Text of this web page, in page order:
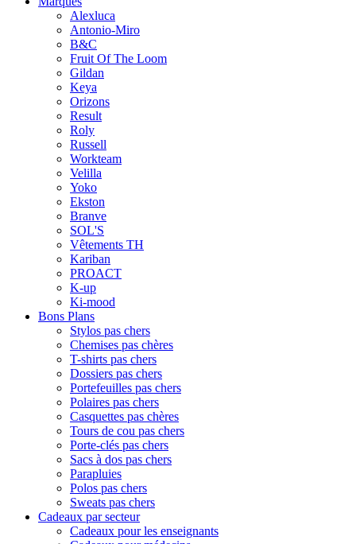
Alexluca
Antonio-Miro
B&C
Fruit Of The Loom
Gildan
Keya
Orizons
Result
Roly
Russell
Workteam
Velilla
Yoko
Ekston
Branve
SOL'S
Vêtements TH
Kariban
PROACT
K-up
Ki-mood
Bons Plans
Stylos pas chers
Chemises pas chères
T-shirts pas chers
Dossiers pas chers
Portefeuilles pas chers
Polaires pas chers
Casquettes pas chères
Tours de cou pas chers
Porte-clés pas chers
Sacs à dos pas chers
Parapluies
Polos pas chers
Sweats pas chers
Cadeaux par secteur
Cadeaux pour les enseignants